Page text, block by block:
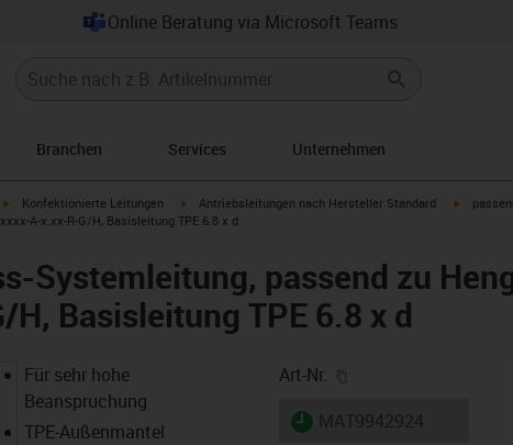
Online Beratung via Microsoft Teams
Branchen Services Unternehmen
igus-icon-arrow-right
Konfektionierte Leitungen igus-icon-arrow-right
Antriebsleitungen nach Hersteller Standard igus-
A-x.xx-R-G/H, Basisleitung TPE 6.8 x d
Systemleitung, passend zu
Basisleitung TPE 6.8 x d
Für sehr hohe
Beanspruchung
TPE-Außenmantel
Art-Nr.
igus-icon-lieferzeit